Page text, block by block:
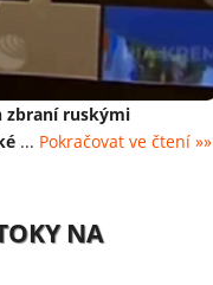
zbraní ruskými
... Pokračovat ve čtení »»
NA